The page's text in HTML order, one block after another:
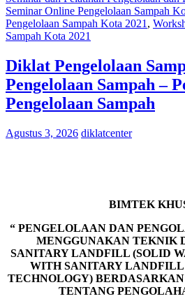
Seminar Online Pengelolaan Sampah
Pengelolaan Sampah Kota 2021 ,
Sampah Kota 2021
Diklat Pengelolaan
Pengelolaan Sampah –
Pengelolaan Sampah
Agustus 3, 2026 diklatcenter
BIMTEK
“ PENGELOLAAN DAN
MENGGUNAKAN TEKNIK
SANITARY LANDFILL (SOLID
WITH SANITARY
TECHNOLOGY) BERDASARKAN
TENTANG